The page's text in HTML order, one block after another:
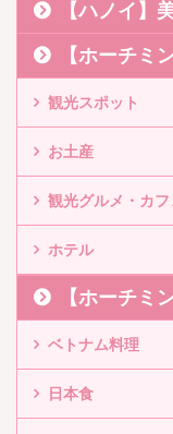
【ハノイ】
【ホーチミ
観光スポット
お土産
観光グルメ・カフ
ホテル
【ホーチミ
ベトナム料理
日本食